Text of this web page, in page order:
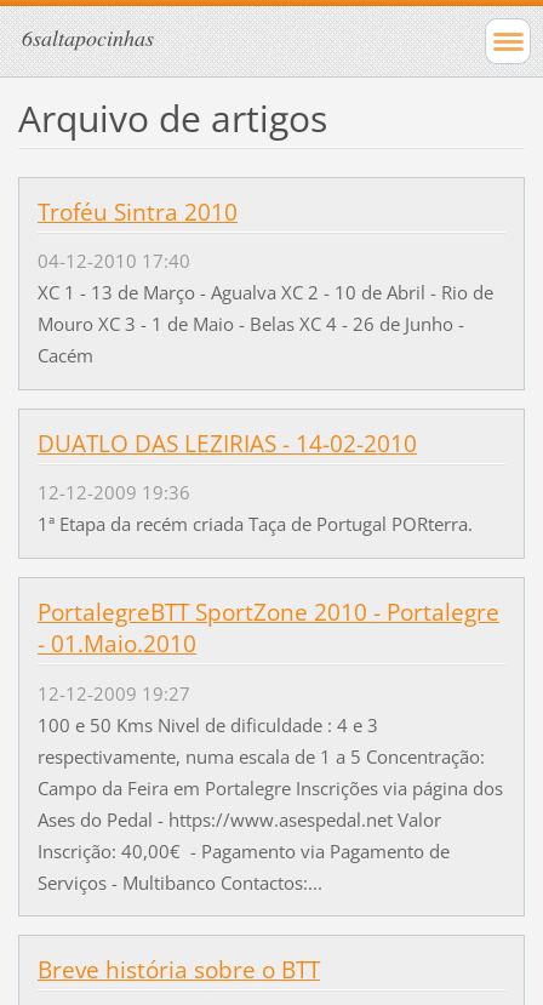
6saltapocinhas
Arquivo de artigos
Troféu Sintra 2010
04-12-2010 17:40
XC 1 - 13 de Março - Agualva XC 2 - 10 de Abril - Rio de
Mouro XC 3 - 1 de Maio - Belas XC 4 - 26 de Junho -
Cacém
DUATLO DAS LEZIRIAS - 14-02-2010
12-12-2009 19:36
1ª Etapa da recém criada Taça de Portugal PORterra.
PortalegreBTT SportZone 2010 - Portalegre
- 01.Maio.2010
12-12-2009 19:27
100 e 50 Kms Nivel de dificuldade : 4 e 3
respectivamente, numa escala de 1 a 5 Concentração:
Campo da Feira em Portalegre Inscrições via página dos
Ases do Pedal - https://www.asespedal.net Valor
Inscrição: 40,00€ - Pagamento via Pagamento de
Serviços - Multibanco Contactos:...
Breve história sobre o BTT